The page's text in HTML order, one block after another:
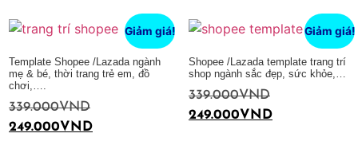
Giảm giá!
Template Shopee /Lazada ngành
mẹ & bé, thời trang trẻ em, đồ
chơi,….
339.000VND
249.000VND
Giảm giá!
Shopee /Lazada template trang trí
shop ngành sắc đẹp, sức khỏe,…
339.000VND
249.000VND